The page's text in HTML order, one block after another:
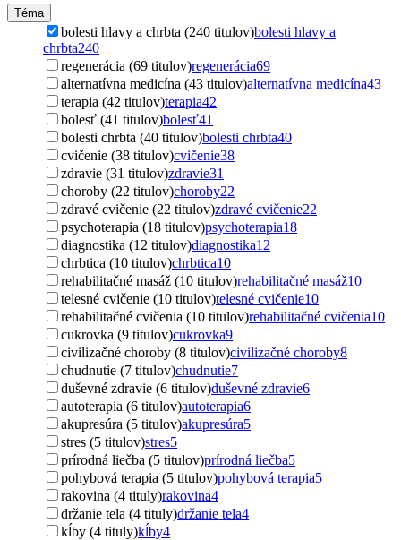
Téma
bolesti hlavy a chrbta (240 titulov)bolesti hlavy a
chrbta240
regenerácia (69 titulov)regenerácia69
alternatívna medicína (43 titulov)alternatívna medicína43
terapia (42 titulov)terapia42
bolesť (41 titulov)bolesť41
bolesti chrbta (40 titulov)bolesti chrbta40
cvičenie (38 titulov)cvičenie38
zdravie (31 titulov)zdravie31
choroby (22 titulov)choroby22
zdravé cvičenie (22 titulov)zdravé cvičenie22
psychoterapia (18 titulov)psychoterapia18
diagnostika (12 titulov)diagnostika12
chrbtica (10 titulov)chrbtica10
rehabilitačné masáž (10 titulov)rehabilitačné masáž10
telesné cvičenie (10 titulov)telesné cvičenie10
rehabilitačné cvičenia (10 titulov)rehabilitačné cvičenia10
cukrovka (9 titulov)cukrovka9
civilizačné choroby (8 titulov)civilizačné choroby8
chudnutie (7 titulov)chudnutie7
duševné zdravie (6 titulov)duševné zdravie6
autoterapia (6 titulov)autoterapia6
akupresúra (5 titulov)akupresúra5
stres (5 titulov)stres5
prírodná liečba (5 titulov)prírodná liečba5
pohybová terapia (5 titulov)pohybová terapia5
rakovina (4 tituly)rakovina4
držanie tela (4 tituly)držanie tela4
kĺby (4 tituly)kĺby4